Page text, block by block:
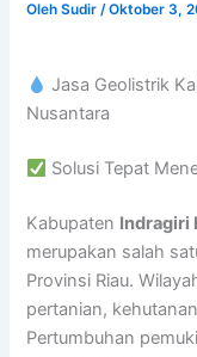
OlehSudir/Oktober 3,
Jasa Geolistrik
Nusantara
Solusi Tepat
Kabupaten Indragiri
merupakan salah
Provinsi Riau.
pertanian,
Pertumbuhan